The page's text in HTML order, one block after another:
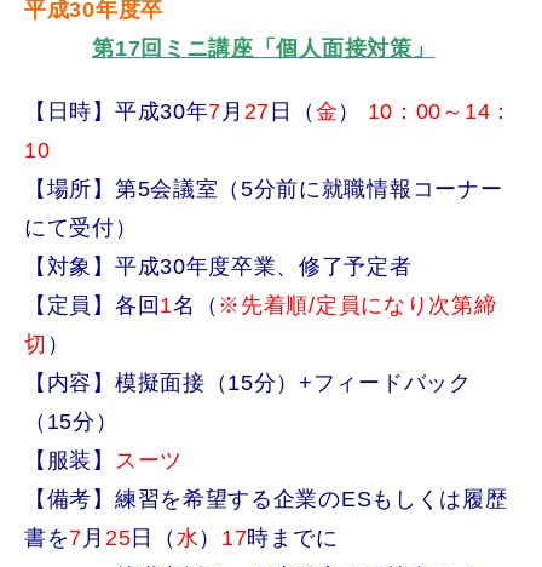
平成30年度卒
第17回ミニ講座「個人面接対策」
【日時】平成30年7 月 27 日（ 金 ）
10：00～14：
10
【場所】第5会議室（5分前に就職情報コーナー
にて受付）
【対象】平成30年度卒業、修了予定者
【定員】各回 1名（ ※先着順/定員になり次第締
切 ）
【内容】模擬面接（15分）+フィードバック
（15分）
【服装】 スーツ
【備考】練習を希望する企業のESもしくは履歴
書を7 月 25 日（ 水 ） 17時までに